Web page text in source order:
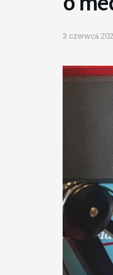
3 czerwca